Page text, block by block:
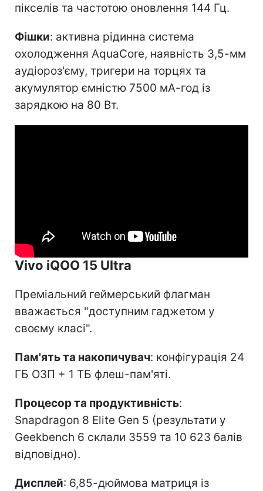
пікселів та частотою оновлення 144 Гц.
Фішки: активна рідинна система
охолодження AquaCore, наявність 3,5-мм
аудіороз'єму, тригери на торцях та
акумулятор ємністю 7500 мА-год із
зарядкою на 80 Вт.
Vivo iQOO 15 Ultra
Преміальний геймерський флагман
вважається "доступним гаджетом у
своєму класі".
Пам'ять та накопичувач: конфігурація 24
ГБ ОЗП + 1 ТБ флеш-пам'яті.
Процесор та продуктивність:
Snapdragon 8 Elite Gen 5 (результати у
Geekbench 6 склали 3559 та 10 623 балів
відповідно).
Дисплей: 6,85-дюймова матриця із